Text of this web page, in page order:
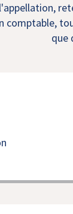
comptable,
que